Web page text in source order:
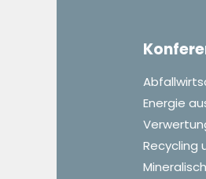
Energie
Recycling